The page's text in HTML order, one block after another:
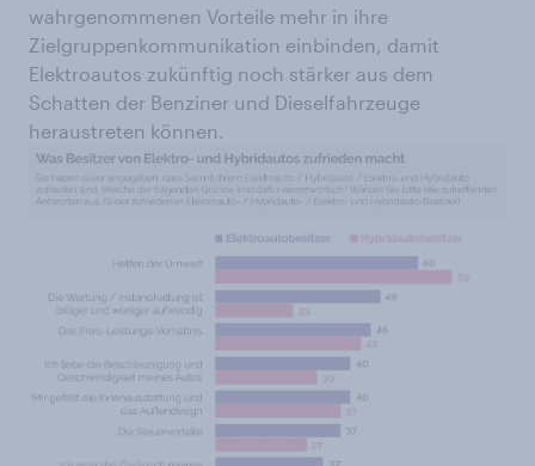
wahrgenommenen Vorteile mehr in ihre
Zielgruppenkommunikation einbinden, damit
Elektroautos zukünftig noch stärker aus dem
Schatten der Benziner und Dieselfahrzeuge
heraustreten können.